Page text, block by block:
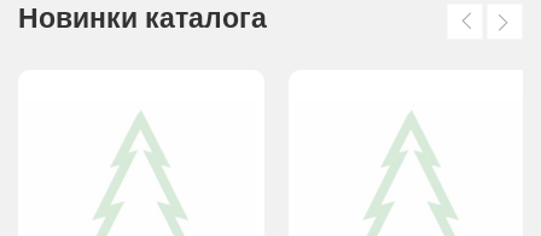
Новинки каталога